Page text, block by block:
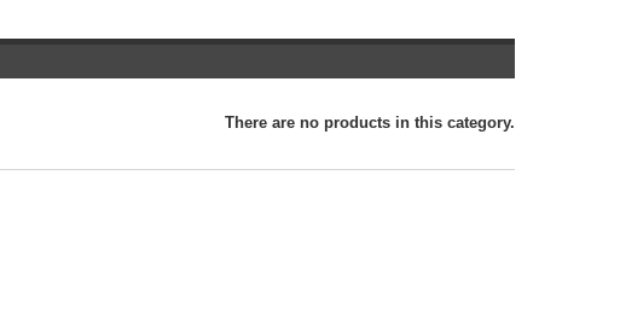
There are no products in this category.